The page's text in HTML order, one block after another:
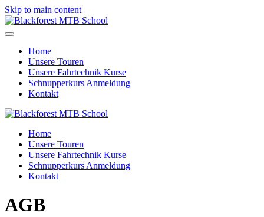
Skip to main content
Home
Unsere Touren
Unsere Fahrtechnik Kurse
Schnupperkurs Anmeldung
Kontakt
Home
Unsere Touren
Unsere Fahrtechnik Kurse
Schnupperkurs Anmeldung
Kontakt
AGB